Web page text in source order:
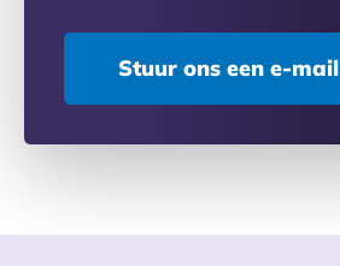
Stuur ons een e-mail